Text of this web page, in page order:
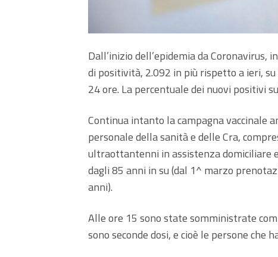
Dall’inizio dell’epidemia da
di positività, 2.092 in più rispetto a ieri,
24 ore. La percentuale dei nuovi positivi
Continua intanto la campagna vaccinale
personale della sanità e delle Cra,
ultraottantenni in assistenza domiciliare
dagli 85 anni in su (dal 1^ marzo
anni).
Alle ore 15 sono state somministrate
sono seconde dosi, e cioè le persone che